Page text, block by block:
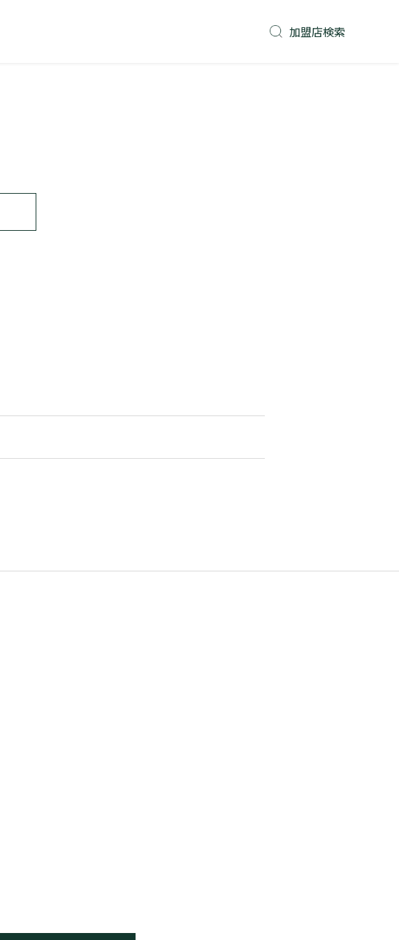
加盟店検索